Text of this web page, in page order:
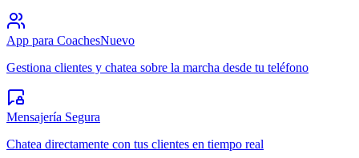
App para CoachesNuevo
Gestiona clientes y chatea sobre la marcha desde tu teléfono
Mensajería Segura
Chatea directamente con tus clientes en tiempo real